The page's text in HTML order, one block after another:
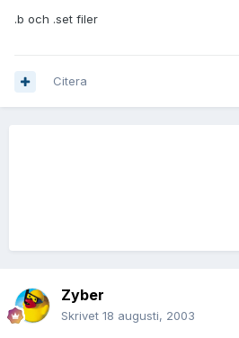
.b och .set filer
Citera
Zyber
Skrivet 18 augusti, 2003